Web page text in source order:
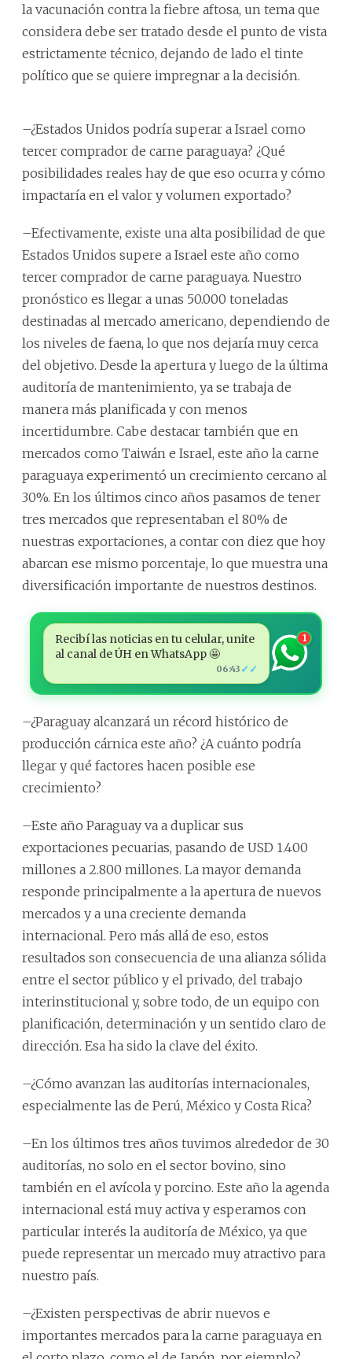
la vacunación contra la fiebre aftosa, un tema que
considera debe ser tratado desde el punto de vista
estrictamente técnico, dejando de lado el tinte
político que se quiere impregnar a la decisión.
–¿Estados Unidos podría superar a Israel como
tercer comprador de carne paraguaya? ¿Qué
posibilidades reales hay de que eso ocurra y cómo
impactaría en el valor y volumen exportado?
–Efectivamente, existe una alta posibilidad de que
Estados Unidos supere a Israel este año como
tercer comprador de carne paraguaya. Nuestro
pronóstico es llegar a unas 50.000 toneladas
destinadas al mercado americano, dependiendo de
los niveles de faena, lo que nos dejaría muy cerca
del objetivo. Desde la apertura y luego de la última
auditoría de mantenimiento, ya se trabaja de
manera más planificada y con menos
incertidumbre. Cabe destacar también que en
mercados como Taiwán e Israel, este año la carne
paraguaya experimentó un crecimiento cercano al
30%. En los últimos cinco años pasamos de tener
tres mercados que representaban el 80% de
nuestras exportaciones, a contar con diez que hoy
abarcan ese mismo porcentaje, lo que muestra una
diversificación importante de nuestros destinos.
Recibí las noticias en tu celular, unite
al canal de ÚH en WhatsApp 🤩
06:43 ✓✓
1
–¿Paraguay alcanzará un récord histórico de
producción cárnica este año? ¿A cuánto podría
llegar y qué factores hacen posible ese
crecimiento?
–Este año Paraguay va a duplicar sus
exportaciones pecuarias, pasando de USD 1.400
millones a 2.800 millones. La mayor demanda
responde principalmente a la apertura de nuevos
mercados y a una creciente demanda
internacional. Pero más allá de eso, estos
resultados son consecuencia de una alianza sólida
entre el sector público y el privado, del trabajo
interinstitucional y, sobre todo, de un equipo con
planificación, determinación y un sentido claro de
dirección. Esa ha sido la clave del éxito.
–¿Cómo avanzan las auditorías internacionales,
especialmente las de Perú, México y Costa Rica?
–En los últimos tres años tuvimos alrededor de 30
auditorías, no solo en el sector bovino, sino
también en el avícola y porcino. Este año la agenda
internacional está muy activa y esperamos con
particular interés la auditoría de México, ya que
puede representar un mercado muy atractivo para
nuestro país.
–¿Existen perspectivas de abrir nuevos e
importantes mercados para la carne paraguaya en